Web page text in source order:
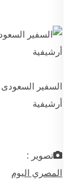
السفير
أرشيفية
تصوير :
المصري اليوم